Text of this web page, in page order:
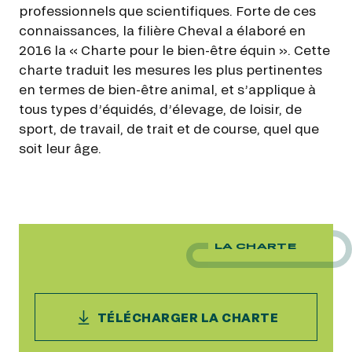
professionnels que scientifiques. Forte de ces
connaissances, la filière Cheval a élaboré en
2016 la « Charte pour le bien-être équin ». Cette
charte traduit les mesures les plus pertinentes
en termes de bien-être animal, et s’applique à
tous types d’équidés, d’élevage, de loisir, de
sport, de travail, de trait et de course, quel que
soit leur âge.
LA CHARTE
TÉLÉCHARGER LA CHARTE